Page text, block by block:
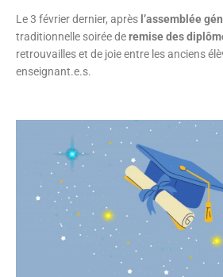
Le 3 février dernier, après l’assemblée
traditionnelle soirée deremise des
retrouvailles et de joie entre les anciens
enseignant.e.s.